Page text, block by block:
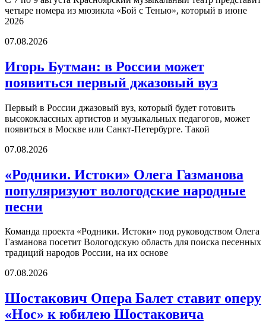
четыре номера из мюзикла «Бой с Тенью», который в июне
2026
07.08.2026
Игорь Бутман: в России может
появиться первый джазовый вуз
Первый в России джазовый вуз, который будет готовить
высококлассных артистов и музыкальных педагогов, может
появиться в Москве или Санкт-Петербурге. Такой
07.08.2026
«Родники. Истоки» Олега Газманова
популяризуют вологодские народные
песни
Команда проекта «Родники. Истоки» под руководством Олега
Газманова посетит Вологодскую область для поиска песенных
традиций народов России, на их основе
07.08.2026
Шостакович Опера Балет ставит оперу
«Нос» к юбилею Шостаковича